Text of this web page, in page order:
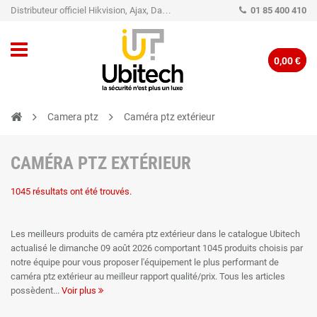
Distributeur officiel Hikvision, Ajax, Dahua, TP-Link - Caméra de vidéo surveillance - Alarme 01 85 400 410
0,00 €
Camera ptz Caméra ptz extérieur
CAMÉRA PTZ EXTÉRIEUR
1045 résultats ont été trouvés.
Les meilleurs produits de caméra ptz extérieur dans le catalogue Ubitech
actualisé le dimanche 09 août 2026 comportant 1045 produits choisis par
notre équipe pour vous proposer l'équipement le plus performant de
caméra ptz extérieur au meilleur rapport qualité/prix. Tous les articles
possèdent
Voir plus